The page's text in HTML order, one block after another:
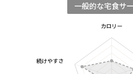
一般的な宅食サ
カロリー
続けやすさ